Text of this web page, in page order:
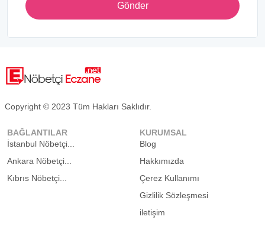
Gönder
Copyright © 2023 Tüm Hakları Saklıdır.
BAĞLANTILAR
İstanbul Nöbetçi...
Ankara Nöbetçi...
Kıbrıs Nöbetçi...
KURUMSAL
Blog
Hakkımızda
Çerez Kullanımı
Gizlilik Sözleşmesi
iletişim